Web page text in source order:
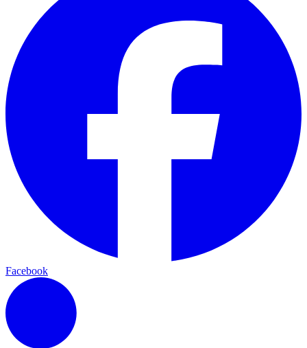
Facebook